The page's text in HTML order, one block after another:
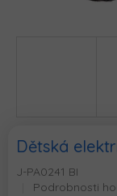
Dětská
J-PA0241 BI
Průměrné
Podrobnosti